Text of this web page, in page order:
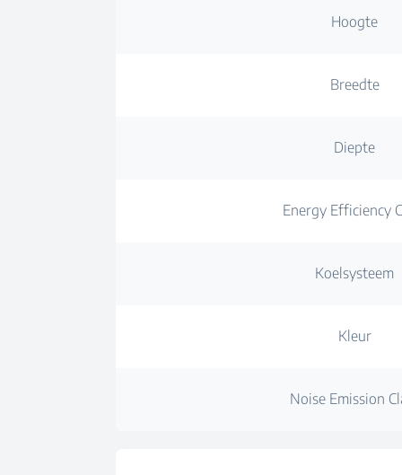
Hoogte
Breedte
Diepte
Energy Efficiency
Koelsysteem
Kleur
Noise Emission